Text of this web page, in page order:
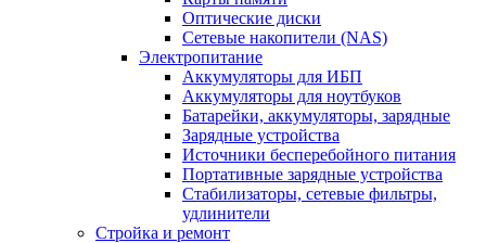
Оптические диски
Сетевые накопители (NAS)
Электропитание
Аккумуляторы для ИБП
Аккумуляторы для ноутбуков
Батарейки, аккумуляторы, зарядные
Зарядные устройства
Источники бесперебойного питания
Портативные зарядные устройства
Стабилизаторы, сетевые фильтры,
удлинители
Стройка и ремонт